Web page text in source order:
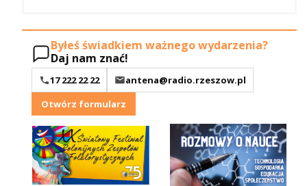
Byłeś świadkiem ważnego wydarzenia?
Daj nam znać!
17 222 22 22
antena@radio.rzeszow.pl
Otwórz formularz